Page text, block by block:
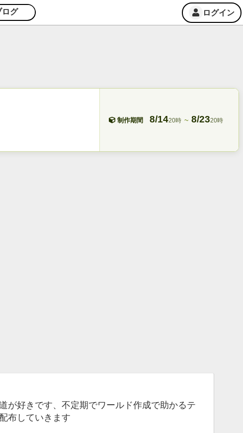
ログ ログイン
制作期間 8/1420時 ~ 8/2320時
が好きです、不定期でワールド作成で助かるテ
布していきます